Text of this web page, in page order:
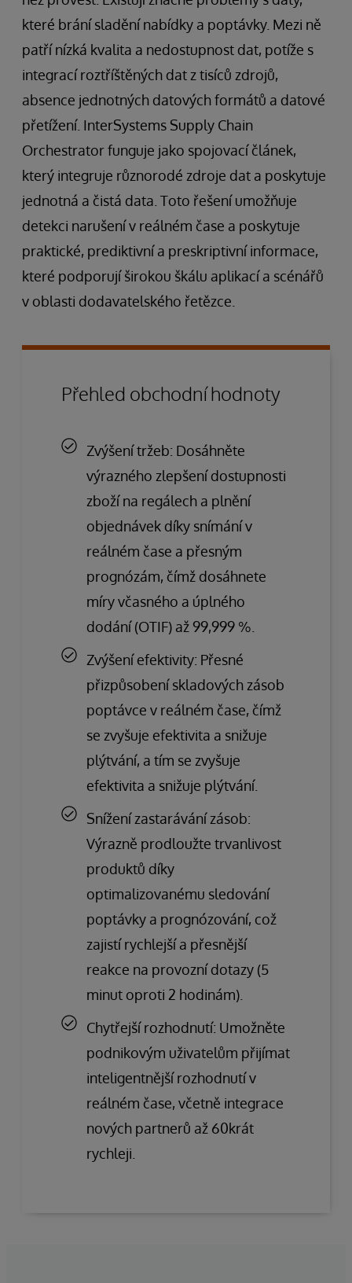
které brání sladění nabídky a poptávky. Mezi ně
patří nízká kvalita a nedostupnost dat, potíže s
integrací roztříštěných dat z tisíců zdrojů,
absence jednotných datových formátů a datové
přetížení. InterSystems Supply Chain
Orchestrator funguje jako spojovací článek,
který integruje různorodé zdroje dat a poskytuje
jednotná a čistá data. Toto řešení umožňuje
detekci narušení v reálném čase a poskytuje
praktické, prediktivní a preskriptivní informace,
které podporují širokou škálu aplikací a scénářů
v oblasti dodavatelského řetězce.
Přehled obchodní hodnoty
Zvýšení tržeb: Dosáhněte
výrazného zlepšení dostupnosti
zboží na regálech a plnění
objednávek díky snímání v
reálném čase a přesným
prognózám, čímž dosáhnete
míry včasného a úplného
dodání (OTIF) až 99,999 %.
Zvýšení efektivity: Přesné
přizpůsobení skladových zásob
poptávce v reálném čase, čímž
se zvyšuje efektivita a snižuje
plýtvání, a tím se zvyšuje
efektivita a snižuje plýtvání.
Snížení zastarávání zásob:
Výrazně prodloužte trvanlivost
produktů díky
optimalizovanému sledování
poptávky a prognózování, což
zajistí rychlejší a přesnější
reakce na provozní dotazy (5
minut oproti 2 hodinám).
Chytřejší rozhodnutí: Umožněte
podnikovým uživatelům přijímat
inteligentnější rozhodnutí v
reálném čase, včetně integrace
nových partnerů až 60krát
rychleji.